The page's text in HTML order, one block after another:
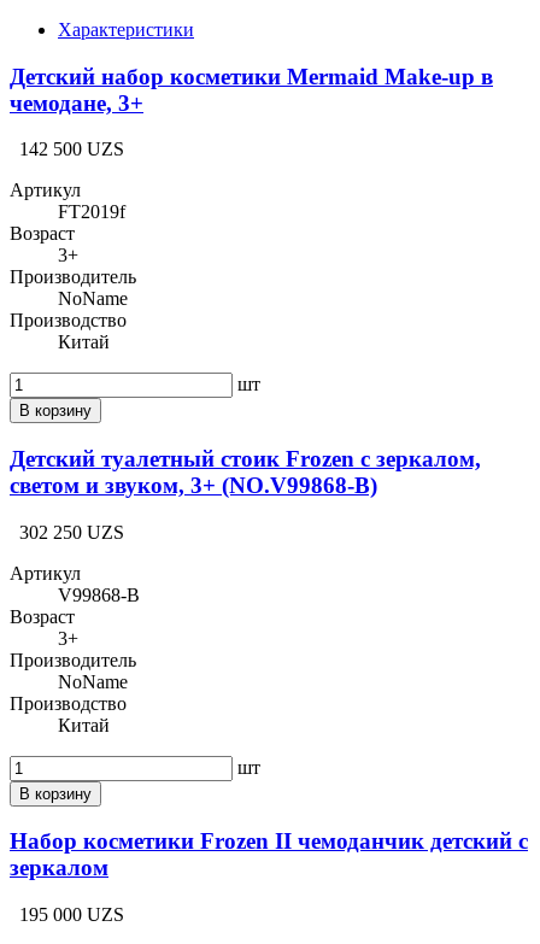
Характеристики
Детский набор косметики Mermaid Make-up в
чемодане, 3+
142 500 UZS
Артикул
FT2019f
Возраст
3+
Производитель
NoName
Производство
Китай
шт
В корзину
Детский туалетный стоик Frozen с зеркалом,
светом и звуком, 3+ (NO.V99868-B)
302 250 UZS
Артикул
V99868-B
Возраст
3+
Производитель
NoName
Производство
Китай
шт
В корзину
Набор косметики Frozen II чемоданчик детский с
зеркалом
195 000 UZS